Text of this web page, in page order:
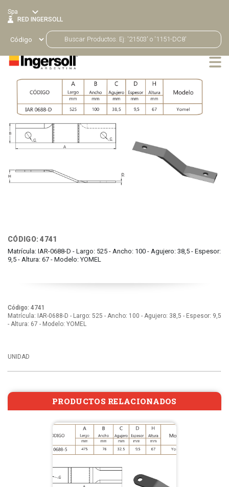
Spa
RED INGERSOLL
Productos
CÓDIGO: 4741
Matrícula: IAR-0688-D - Largo: 525 - Ancho: 100 - Agujero: 38,5 - Espesor:
9,5 - Altura: 67 - Modelo: YOMEL
Volver
Código: 4741
Matrícula: IAR-0688-D - Largo: 525 - Ancho: 100 - Agujero: 38,5 - Espesor: 9,5
- Altura: 67 - Modelo: YOMEL
UNIDAD
PRODUCTOS RELACIONADOS